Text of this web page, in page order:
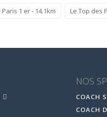
1 er - 14.1km Le Top des
NOS
COACH
COACH